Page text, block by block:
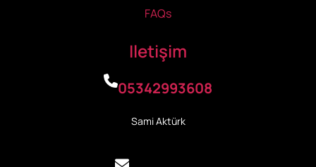
FAQs
Iletişim
05342993608
Sami Aktürk